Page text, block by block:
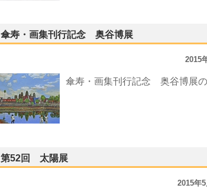
傘寿・画集刊行記念 奥谷博展
2015
傘寿・画集刊行記念 奥谷博展の
第52回 太陽展
2015年